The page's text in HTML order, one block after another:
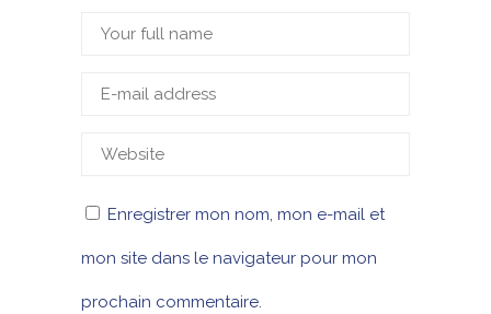
Enregistrer mon nom, mon e-mail et
mon site dans le navigateur pour mon
prochain commentaire.